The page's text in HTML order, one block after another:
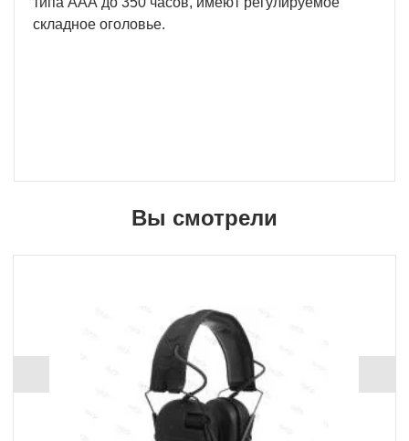
складное оголовье.
Вы смотрели